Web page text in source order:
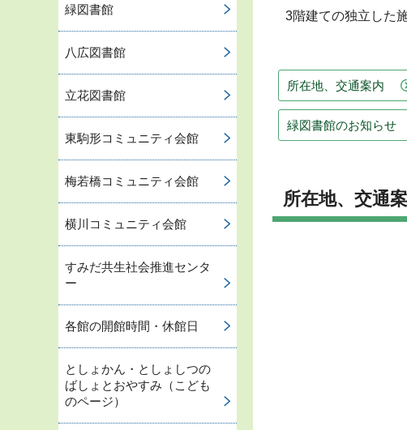
3階建ての独立した
所在地、交通案内
緑図書館のお知らせ
所在地、交通
緑図書館
八広図書館
立花図書館
東駒形コミュニティ会館
梅若橋コミュニティ会館
横川コミュニティ会館
すみだ共生社会推進センタ
ー
各館の開館時間・休館日
としょかん・としょしつの
ばしょとおやすみ（こども
のページ）